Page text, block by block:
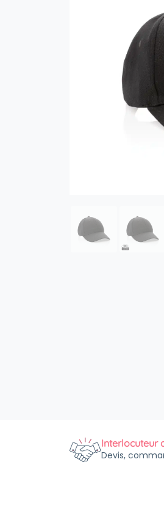
Interlocuteur
Devis,